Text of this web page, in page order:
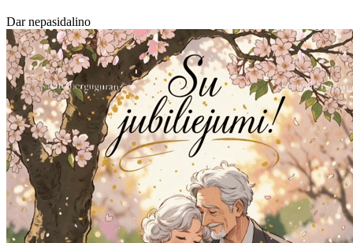
Dar nepasidalino